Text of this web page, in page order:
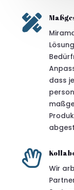

dass

Wir